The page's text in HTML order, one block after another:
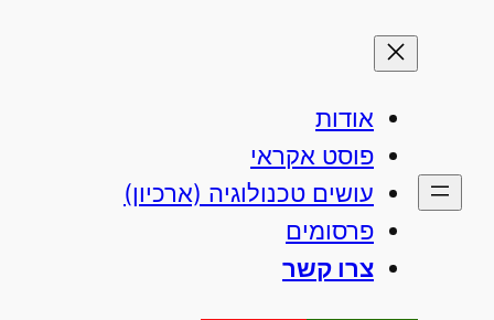
אודות
פוסט אקראי
עושים טכנולוגיה (ארכיון)
פרסומים
צרו קשר